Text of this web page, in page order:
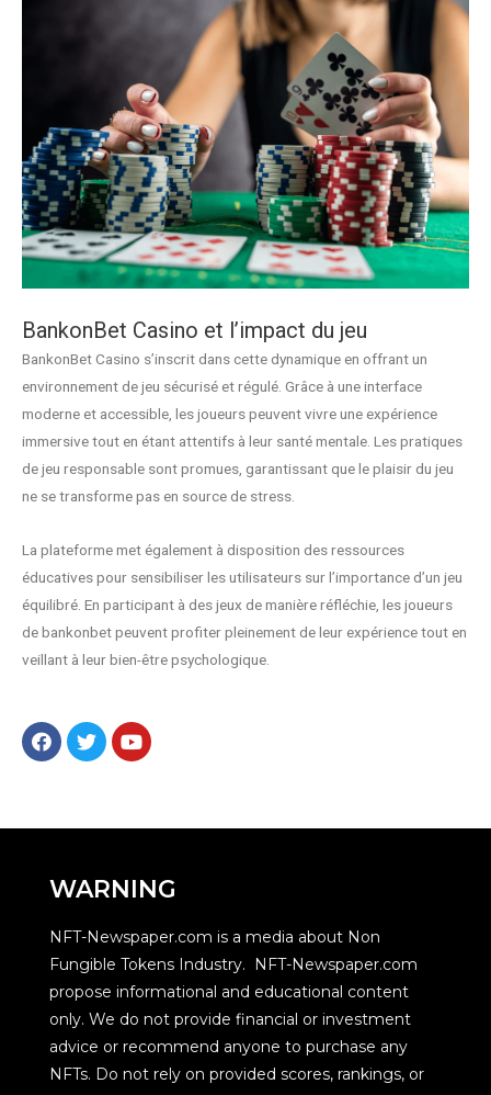
BankonBet Casino et l’impact du jeu
BankonBet Casino s’inscrit dans cette dynamique en offrant un
environnement de jeu sécurisé et régulé. Grâce à une interface
moderne et accessible, les joueurs peuvent vivre une expérience
immersive tout en étant attentifs à leur santé mentale. Les pratiques
de jeu responsable sont promues, garantissant que le plaisir du jeu
ne se transforme pas en source de stress.
La plateforme met également à disposition des ressources
éducatives pour sensibiliser les utilisateurs sur l’importance d’un jeu
équilibré. En participant à des jeux de manière réfléchie, les joueurs
de bankonbet peuvent profiter pleinement de leur expérience tout en
veillant à leur bien-être psychologique.
WARNING
NFT-Newspaper.com is a media about Non
Fungible Tokens Industry. NFT-Newspaper.com
propose informational and educational content
only. We do not provide financial or investment
advice or recommend anyone to purchase any
NFTs. Do not rely on provided scores, rankings, or